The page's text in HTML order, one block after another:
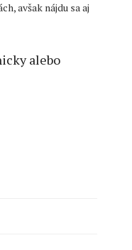
avšak nájdu sa aj
alebo